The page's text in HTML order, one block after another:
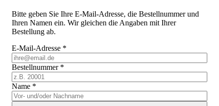
Bitte geben Sie Ihre E-Mail-Adresse, die Bestellnummer und
Ihren Namen ein. Wir gleichen die Angaben mit Ihrer
Bestellung ab.
E-Mail-Adresse *
Bestellnummer *
Name *